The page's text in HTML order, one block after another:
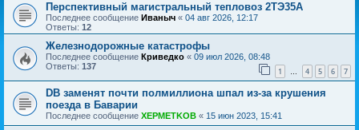
Перспективный магистральный тепловоз 2ТЭ35А
Последнее сообщение Иваныч « 04 авг 2026, 12:17
Ответы: 12
Железнодорожные катастрофы
Последнее сообщение Криведко « 09 июл 2026, 08:48
Ответы: 137 1 … 4 5 6 7
DB заменят почти полмиллиона шпал из-за крушения
поезда в Баварии
Последнее сообщение XEPMETKOB « 15 июн 2023, 15:41